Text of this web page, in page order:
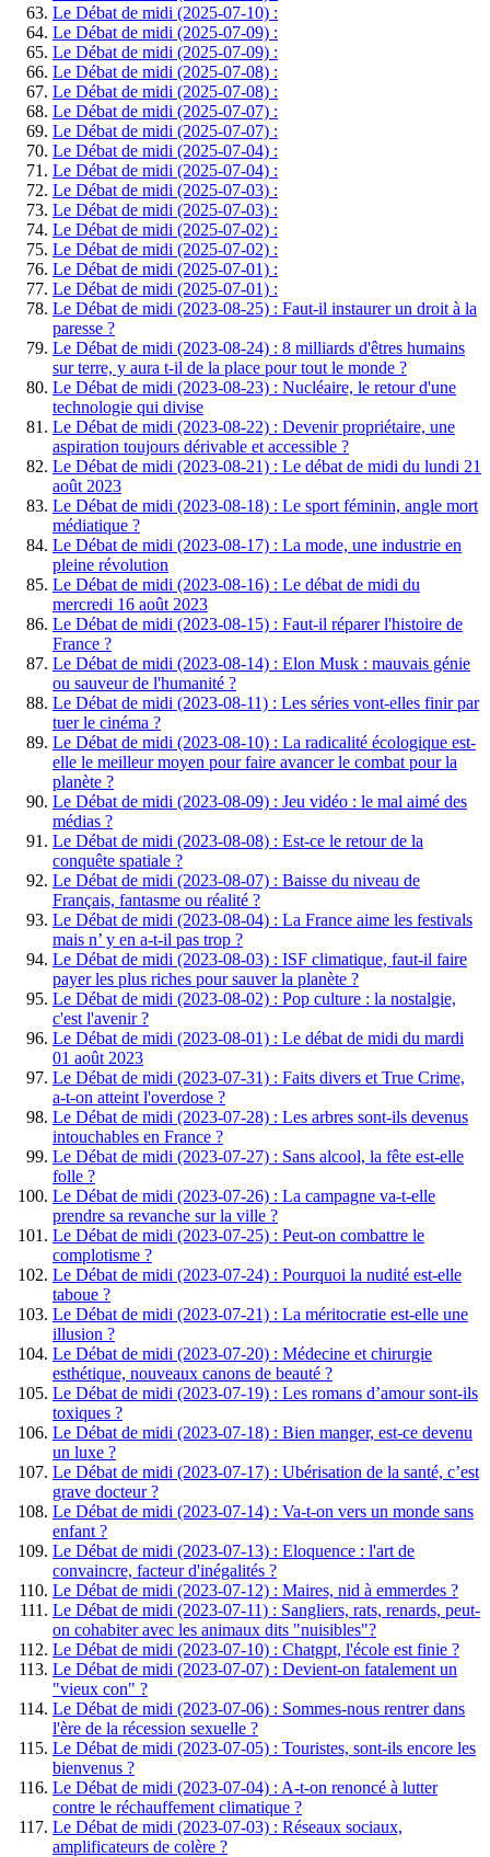
Le Débat de midi (2025-07-10) :
Le Débat de midi (2025-07-09) :
Le Débat de midi (2025-07-09) :
Le Débat de midi (2025-07-08) :
Le Débat de midi (2025-07-08) :
Le Débat de midi (2025-07-07) :
Le Débat de midi (2025-07-07) :
Le Débat de midi (2025-07-04) :
Le Débat de midi (2025-07-04) :
Le Débat de midi (2025-07-03) :
Le Débat de midi (2025-07-03) :
Le Débat de midi (2025-07-02) :
Le Débat de midi (2025-07-02) :
Le Débat de midi (2025-07-01) :
Le Débat de midi (2025-07-01) :
Le Débat de midi (2023-08-25) : Faut-il instaurer un droit à la
paresse ?
Le Débat de midi (2023-08-24) : 8 milliards d'êtres humains
sur terre, y aura t-il de la place pour tout le monde ?
Le Débat de midi (2023-08-23) : Nucléaire, le retour d'une
technologie qui divise
Le Débat de midi (2023-08-22) : Devenir propriétaire, une
aspiration toujours dérivable et accessible ?
Le Débat de midi (2023-08-21) : Le débat de midi du lundi 21
août 2023
Le Débat de midi (2023-08-18) : Le sport féminin, angle mort
médiatique ?
Le Débat de midi (2023-08-17) : La mode, une industrie en
pleine révolution
Le Débat de midi (2023-08-16) : Le débat de midi du
mercredi 16 août 2023
Le Débat de midi (2023-08-15) : Faut-il réparer l'histoire de
France ?
Le Débat de midi (2023-08-14) : Elon Musk : mauvais génie
ou sauveur de l'humanité ?
Le Débat de midi (2023-08-11) : Les séries vont-elles finir par
tuer le cinéma ?
Le Débat de midi (2023-08-10) : La radicalité écologique est-
elle le meilleur moyen pour faire avancer le combat pour la
planète ?
Le Débat de midi (2023-08-09) : Jeu vidéo : le mal aimé des
médias ?
Le Débat de midi (2023-08-08) : Est-ce le retour de la
conquête spatiale ?
Le Débat de midi (2023-08-07) : Baisse du niveau de
Français, fantasme ou réalité ?
Le Débat de midi (2023-08-04) : La France aime les festivals
mais n’ y en a-t-il pas trop ?
Le Débat de midi (2023-08-03) : ISF climatique, faut-il faire
payer les plus riches pour sauver la planète ?
Le Débat de midi (2023-08-02) : Pop culture : la nostalgie,
c'est l'avenir ?
Le Débat de midi (2023-08-01) : Le débat de midi du mardi
01 août 2023
Le Débat de midi (2023-07-31) : Faits divers et True Crime,
a-t-on atteint l'overdose ?
Le Débat de midi (2023-07-28) : Les arbres sont-ils devenus
intouchables en France ?
Le Débat de midi (2023-07-27) : Sans alcool, la fête est-elle
folle ?
Le Débat de midi (2023-07-26) : La campagne va-t-elle
prendre sa revanche sur la ville ?
Le Débat de midi (2023-07-25) : Peut-on combattre le
complotisme ?
Le Débat de midi (2023-07-24) : Pourquoi la nudité est-elle
taboue ?
Le Débat de midi (2023-07-21) : La méritocratie est-elle une
illusion ?
Le Débat de midi (2023-07-20) : Médecine et chirurgie
esthétique, nouveaux canons de beauté ?
Le Débat de midi (2023-07-19) : Les romans d’amour sont-ils
toxiques ?
Le Débat de midi (2023-07-18) : Bien manger, est-ce devenu
un luxe ?
Le Débat de midi (2023-07-17) : Ubérisation de la santé, c’est
grave docteur ?
Le Débat de midi (2023-07-14) : Va-t-on vers un monde sans
enfant ?
Le Débat de midi (2023-07-13) : Eloquence : l'art de
convaincre, facteur d'inégalités ?
Le Débat de midi (2023-07-12) : Maires, nid à emmerdes ?
Le Débat de midi (2023-07-11) : Sangliers, rats, renards, peut-
on cohabiter avec les animaux dits "nuisibles"?
Le Débat de midi (2023-07-10) : Chatgpt, l'école est finie ?
Le Débat de midi (2023-07-07) : Devient-on fatalement un
"vieux con" ?
Le Débat de midi (2023-07-06) : Sommes-nous rentrer dans
l'ère de la récession sexuelle ?
Le Débat de midi (2023-07-05) : Touristes, sont-ils encore les
bienvenus ?
Le Débat de midi (2023-07-04) : A-t-on renoncé à lutter
contre le réchauffement climatique ?
Le Débat de midi (2023-07-03) : Réseaux sociaux,
amplificateurs de colère ?